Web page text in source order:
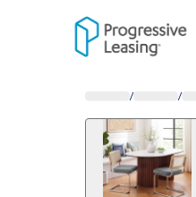
Skip to content
/ /